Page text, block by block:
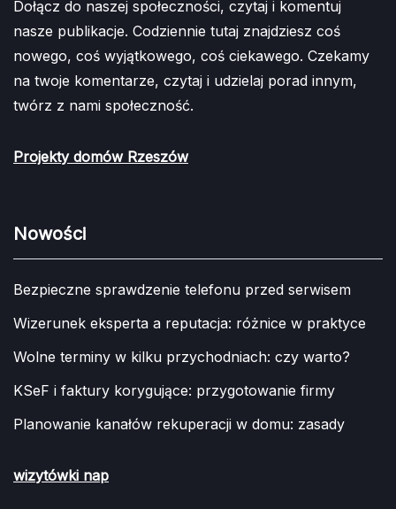
Dołącz do naszej społeczności, czytaj i komentuj
nasze publikacje. Codziennie tutaj znajdziesz coś
nowego, coś wyjątkowego, coś ciekawego. Czekamy
na twoje komentarze, czytaj i udzielaj porad innym,
twórz z nami społeczność.
Projekty domów Rzeszów
Nowości
Bezpieczne sprawdzenie telefonu przed serwisem
Wizerunek eksperta a reputacja: różnice w praktyce
Wolne terminy w kilku przychodniach: czy warto?
KSeF i faktury korygujące: przygotowanie firmy
Planowanie kanałów rekuperacji w domu: zasady
wizytówki nap